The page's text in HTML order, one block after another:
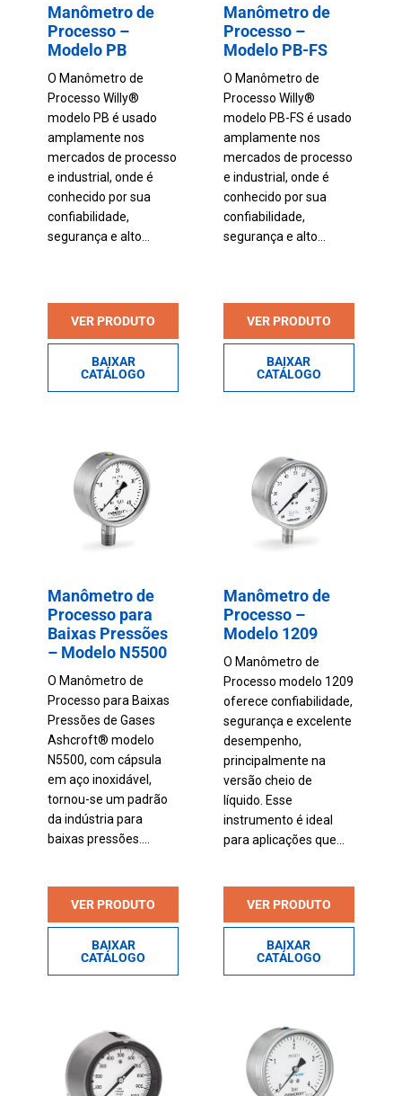
Manômetro de
Processo –
Modelo PB
O Manômetro de
Processo Willy®
modelo PB é usado
amplamente nos
mercados de processo
e industrial, onde é
conhecido por sua
confiabilidade,
segurança e alto...
VER PRODUTO
BAIXAR
CATÁLOGO
Manômetro de
Processo –
Modelo PB-FS
O Manômetro de
Processo Willy®
modelo PB-FS é usado
amplamente nos
mercados de processo
e industrial, onde é
conhecido por sua
confiabilidade,
segurança e alto...
VER PRODUTO
BAIXAR
CATÁLOGO
Manômetro de
Processo para
Baixas Pressões
– Modelo N5500
O Manômetro de
Processo para Baixas
Pressões de Gases
Ashcroft® modelo
N5500, com cápsula
em aço inoxidável,
tornou-se um padrão
da indústria para
baixas pressões....
VER PRODUTO
BAIXAR
CATÁLOGO
Manômetro de
Processo –
Modelo 1209
O Manômetro de
Processo modelo 1209
oferece confiabilidade,
segurança e excelente
desempenho,
principalmente na
versão cheio de
líquido. Esse
instrumento é ideal
para aplicações que...
VER PRODUTO
BAIXAR
CATÁLOGO